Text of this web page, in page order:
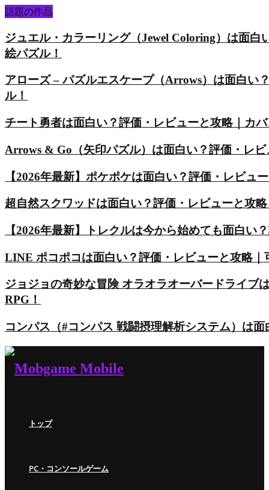
話題の作品
ジュエル・カラーリング（Jewel Coloring）は面
絵パズル！
アローズ – パズルエスケープ（Arrows）は面白い
ル！
チート勇者は面白い？評価・レビューと攻略｜カ
Arrows & Go（矢印パズル）は面白い？評価・レ
【2026年最新】ポケポケは面白い？評価・レビ
超自然スクワッドは面白い？評価・レビューと攻
【2026年最新】トレクルは今から始めても面白
LINE ポコポコは面白い？評価・レビューと攻略
ジョジョの奇妙な冒険 オラオラオーバードライブ
RPG！
コンパス（#コンパス 戦闘摂理解析システム）は
トップ
PC・コンソールゲーム